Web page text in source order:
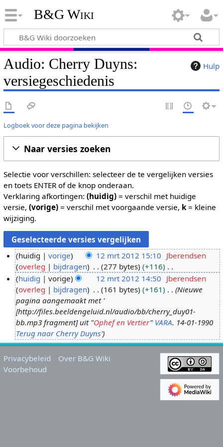
B&G Wiki
Hulp
Audio: Cherry Duyns:
versiegeschiedenis
Logboek voor deze pagina bekijken
Naar versies zoeken
Selectie voor verschillen: selecteer de te vergelijken versies
en toets ENTER of de knop onderaan.
Verklaring afkortingen: (huidig)= verschil met huidige
versie, (vorige)= verschil met voorgaande versie, k= kleine
wijziging.
2
1
2
huidig vorige 12 mrt 2012 15:10 Jberendsen
overleg
bijdragen 277 bytes
+116
G
e
e
n
b
e
w
huidig vorige 12 mrt 2012 14:50 Jberendsen
overleg
bijdragen 161 bytes +161
Nieuwe
pagina aangemaakt met '
[http://files.beeldengeluid.nl/audio/bb/cherry_duy01-
bb.mp3 fragment] uit "Ophef en Vertier" VARA. 14-01-1990
Terug naar Cherry Duyns'
Privacybeleid
Over B&G Wiki
Voorbehoud